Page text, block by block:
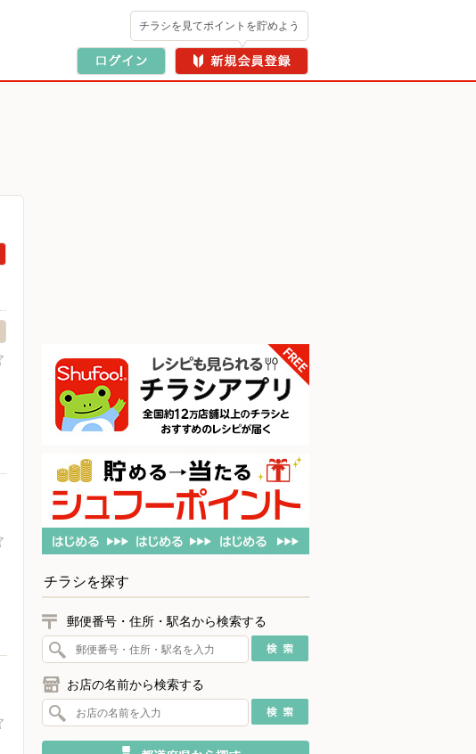
チラシを見てポイントを貯めよう
チラシを探す
郵便番号・住所・駅名から検索する
お店の名前から検索する